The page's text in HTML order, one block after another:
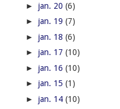
► jan. 20 (6)
► jan. 19 (7)
► jan. 18 (6)
► jan. 17 (10)
► jan. 16 (10)
► jan. 15 (1)
► jan. 14 (10)